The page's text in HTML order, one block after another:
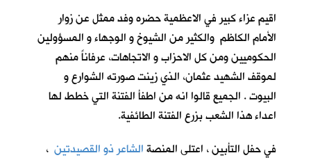
اقيم عزاء كبير في الاعظمية حضره وفد ممثل عن زوار
الأمام الكاظم والكثير من الشيوخ و الوجهاء و المسؤولين
الحكوميين ومن كل الاحزاب و الاتجاهات، عرفاناً منهم
لموقف الشهيد عثمان، الذي زينت صورته الشوارع و
البيوت . الجميع قالوا انه من اطفأ الفتنة التي خطط لها
اعداء هذا الشعب بزرع الفتنة الطائفية.
في حفل التأبين ، اعتلى المنصةالشاعر ذو القصيدتين ،